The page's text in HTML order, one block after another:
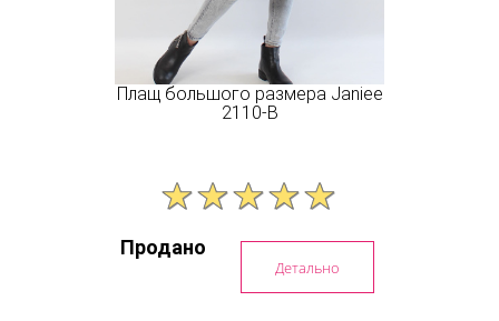
Плащ большого размера Janiee
2110-B
Продано
Детально